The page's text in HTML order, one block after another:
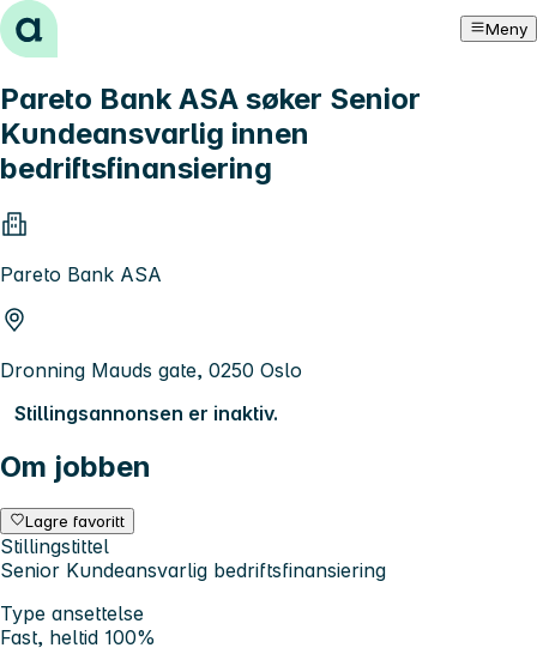
Hopp til innhold Meny
Pareto Bank ASA søker Senior
Kundeansvarlig innen
bedriftsfinansiering
Pareto Bank ASA
Dronning Mauds gate, 0250 Oslo
Stillingsannonsen er inaktiv.
Om jobben
Lagre favoritt
Stillingstittel
Senior Kundeansvarlig bedriftsfinansiering
Type ansettelse
Fast, heltid 100%